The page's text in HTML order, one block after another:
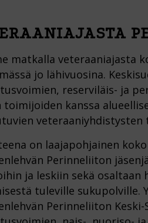
matkalla veteraaniajasta
jo lähivuosina.
reserviläis- ja
toimijoiden kanssa
veteraaniyhdistysten
on laajapohjainen
Perinneliiton
ja leskiin sekä osaltaan
tuleville sukupolville.
Perinneliiton